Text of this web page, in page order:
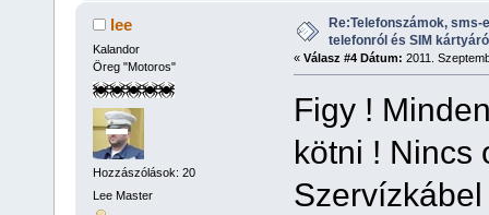
lee
Kalandor
Öreg "Motoros"
Hozzászólások: 20
Lee Master
Re:Telefonszámok,
telefonról és SIM
« Válasz #4 Dátum: 2011.
Figy !
kötni ! Nincs